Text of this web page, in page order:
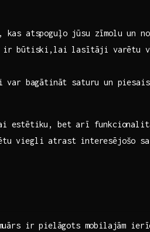
atspoguļo jūsu zīmolu un‍
ir būtiski,lai lasītāji varētu‌
bagātināt‌ saturu un
estētiku, bet⁤ arī
‌viegli atrast interesējošo
ir pielāgots mobilajām